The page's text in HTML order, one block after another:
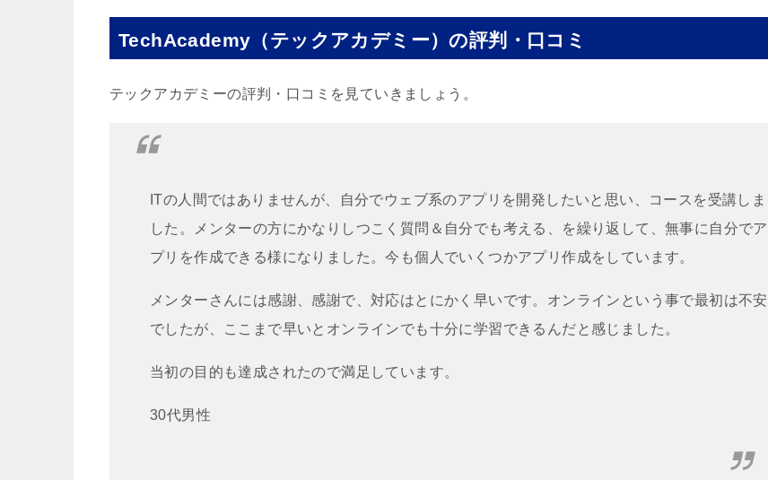
TechAcademy（テックアカデミー）の評判・口コミ
テックアカデミーの評判・口コミを見ていきましょう。
ITの人間ではありませんが、自分でウェブ系のアプリを開発したいと思い、コースを受講しま
した。メンターの方にかなりしつこく質問＆自分でも考える、を繰り返して、無事に自分でア
プリを作成できる様になりました。今も個人でいくつかアプリ作成をしています。
メンターさんには感謝、感謝で、対応はとにかく早いです。オンラインという事で最初は不安
でしたが、ここまで早いとオンラインでも十分に学習できるんだと感じました。
当初の目的も達成されたので満足しています。
30代男性